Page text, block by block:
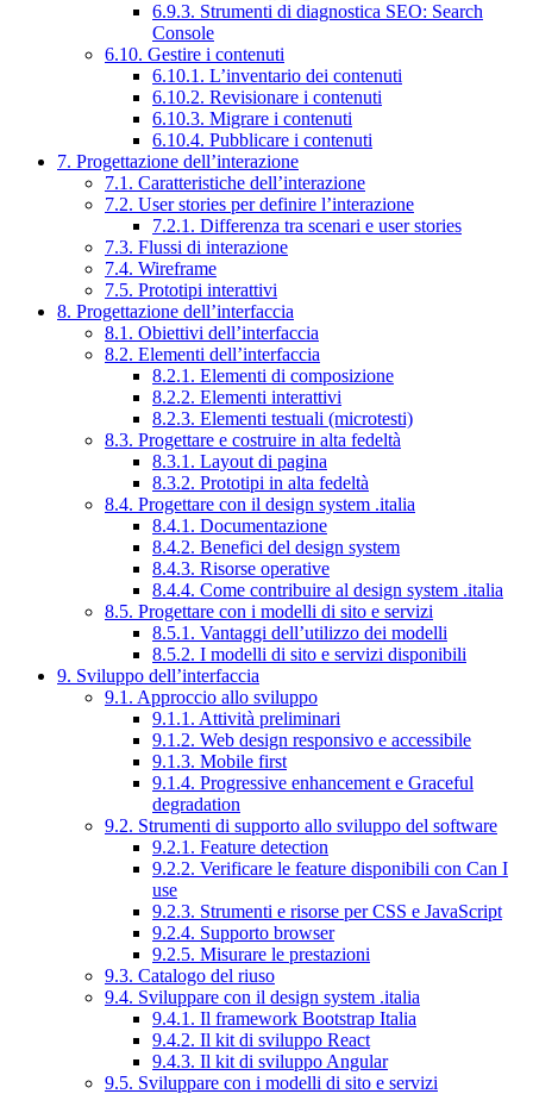
6.9.3. Strumenti di diagnostica SEO: Search
Console
6.10. Gestire i contenuti
6.10.1. L’inventario dei contenuti
6.10.2. Revisionare i contenuti
6.10.3. Migrare i contenuti
6.10.4. Pubblicare i contenuti
7. Progettazione dell’interazione
7.1. Caratteristiche dell’interazione
7.2. User stories per definire l’interazione
7.2.1. Differenza tra scenari e user stories
7.3. Flussi di interazione
7.4. Wireframe
7.5. Prototipi interattivi
8. Progettazione dell’interfaccia
8.1. Obiettivi dell’interfaccia
8.2. Elementi dell’interfaccia
8.2.1. Elementi di composizione
8.2.2. Elementi interattivi
8.2.3. Elementi testuali (microtesti)
8.3. Progettare e costruire in alta fedeltà
8.3.1. Layout di pagina
8.3.2. Prototipi in alta fedeltà
8.4. Progettare con il design system .italia
8.4.1. Documentazione
8.4.2. Benefici del design system
8.4.3. Risorse operative
8.4.4. Come contribuire al design system .italia
8.5. Progettare con i modelli di sito e servizi
8.5.1. Vantaggi dell’utilizzo dei modelli
8.5.2. I modelli di sito e servizi disponibili
9. Sviluppo dell’interfaccia
9.1. Approccio allo sviluppo
9.1.1. Attività preliminari
9.1.2. Web design responsivo e accessibile
9.1.3. Mobile first
9.1.4. Progressive enhancement e Graceful
degradation
9.2. Strumenti di supporto allo sviluppo del software
9.2.1. Feature detection
9.2.2. Verificare le feature disponibili con Can I
use
9.2.3. Strumenti e risorse per CSS e JavaScript
9.2.4. Supporto browser
9.2.5. Misurare le prestazioni
9.3. Catalogo del riuso
9.4. Sviluppare con il design system .italia
9.4.1. Il framework Bootstrap Italia
9.4.2. Il kit di sviluppo React
9.4.3. Il kit di sviluppo Angular
9.5. Sviluppare con i modelli di sito e servizi